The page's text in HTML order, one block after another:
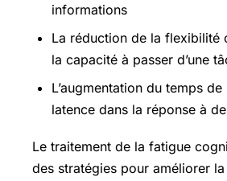
informations
La réduction de la flexibilité
la capacité à passer d’une
L’augmentation du temps
latence dans la réponse à
Le traitement de la fatigue
des stratégies pour améliorer